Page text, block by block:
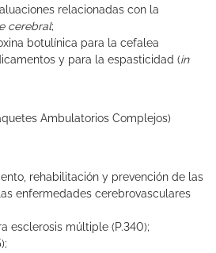
relacionadas con la
cerebral;
botulínica para la cefalea
y para la espasticidad (in
Ambulatorios Complejos)
rehabilitación y prevención de las
enfermedades cerebrovasculares
esclerosis múltiple (P.340);